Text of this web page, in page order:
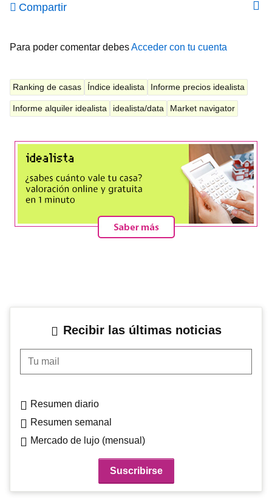
Compartir
Para poder comentar debesAcceder con tu cuenta
Ranking de casas Índice idealista Informe precios idealista
Informe alquiler idealista idealista/data Market navigator
Recibir las últimas noticias
Tu mail
Resumen diario
Resumen semanal
Mercado de lujo (mensual)